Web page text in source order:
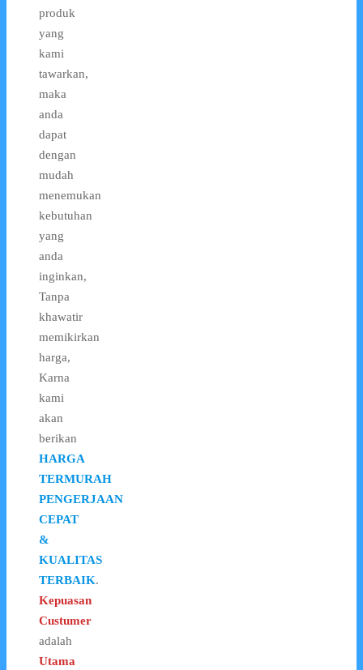
produk
yang
kami
tawarkan,
maka
anda
dapat
dengan
mudah
menemukan
kebutuhan
yang
anda
inginkan,
Tanpa
khawatir
memikirkan
harga,
Karna
kami
akan
berikan
HARGA
TERMURAH
PENGERJAAN
CEPAT
&
KUALITAS
TERBAIK.
Kepuasan
Custumer
adalah
Utama